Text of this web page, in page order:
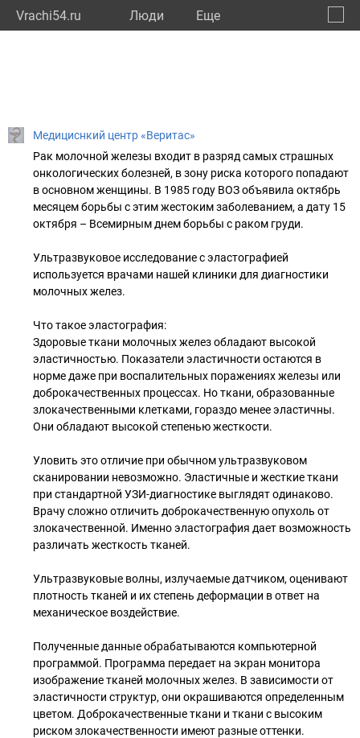
Vrachi54.ru Люди Eще
Медициснкий центр «Веритас»
Рак молочной железы входит в разряд самых страшных
онкологических болезней, в зону риска которого попадают
в основном женщины. В 1985 году ВОЗ объявила октябрь
месяцем борьбы с этим жестоким заболеванием, а дату 15
октября – Всемирным днем борьбы с раком груди.
Ультразвуковое исследование с эластографией
используется врачами нашей клиники для диагностики
молочных желез.
Что такое эластография:
Здоровые ткани молочных желез обладают высокой
эластичностью. Показатели эластичности остаются в
норме даже при воспалительных поражениях железы или
доброкачественных процессах. Но ткани, образованные
злокачественными клетками, гораздо менее эластичны.
Они обладают высокой степенью жесткости.
Уловить это отличие при обычном ультразвуковом
сканировании невозможно. Эластичные и жесткие ткани
при стандартной УЗИ-диагностике выглядят одинаково.
Врачу сложно отличить доброкачественную опухоль от
злокачественной. Именно эластография дает возможность
различать жесткость тканей.
Ультразвуковые волны, излучаемые датчиком, оценивают
плотность тканей и их степень деформации в ответ на
механическое воздействие.
Полученные данные обрабатываются компьютерной
программой. Программа передает на экран монитора
изображение тканей молочных желез. В зависимости от
эластичности структур, они окрашиваются определенным
цветом. Доброкачественные ткани и ткани с высоким
риском злокачественности имеют разные оттенки.